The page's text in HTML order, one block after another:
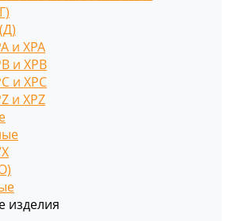
и XPA
и XPB
и XPC
и XPZ
изделия